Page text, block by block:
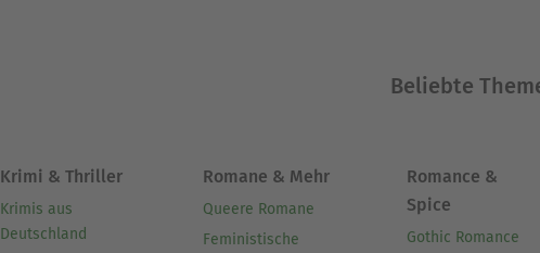
Beliebte
Krimi & Thriller
Krimis aus
Deutschland
Romane & Mehr
Queere Romane
Feministische
Romance &
Spice
Gothic Romance